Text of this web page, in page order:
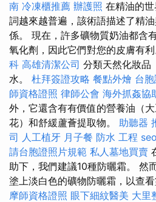
南 冷凍櫃推薦 辦護照 在精油的世
詞越來越普遍，該術語描述了精
係。 現在，許多礦物質奶油都含
氧化劑，因此它們對您的皮膚有利
科 高雄清潔公司 分類天然化妝品
水。 杜拜簽證攻略 餐點外燴 台
師資格證照 律師公會 海外抓姦協
外，它還含有有價值的營養油（
花）和舒緩蘆薈提取物。 助聽器
司 人工植牙 月子餐 防水 工程
請台胞證照片規範 私人墓地買賣
助下，我們建議10種防曬霜。 然
塗上淡白色的礦物防曬霜，以查
摩師資格證照 眼下細紋醫美 大里